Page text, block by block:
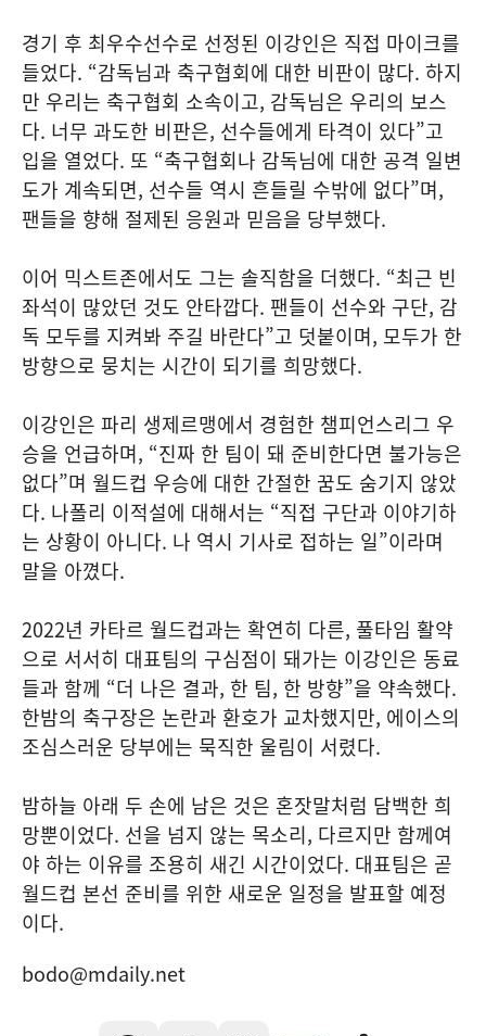
경기 후 최우수선수로 선정된 이강인은 직접 마이크를
들었다. “감독님과 축구협회에 대한 비판이 많다. 하지
만 우리는 축구협회 소속이고, 감독님은 우리의 보스
다. 너무 과도한 비판은, 선수들에게 타격이 있다”고
입을 열었다. 또 “축구협회나 감독님에 대한 공격 일변
도가 계속되면, 선수들 역시 흔들릴 수밖에 없다”며,
팬들을 향해 절제된 응원과 믿음을 당부했다.
이어 믹스트존에서도 그는 솔직함을 더했다. “최근 빈
좌석이 많았던 것도 안타깝다. 팬들이 선수와 구단, 감
독 모두를 지켜봐 주길 바란다”고 덧붙이며, 모두가 한
방향으로 뭉치는 시간이 되기를 희망했다.
이강인은 파리 생제르맹에서 경험한 챔피언스리그 우
승을 언급하며, “진짜 한 팀이 돼 준비한다면 불가능은
없다”며 월드컵 우승에 대한 간절한 꿈도 숨기지 않았
다. 나폴리 이적설에 대해서는 “직접 구단과 이야기하
는 상황이 아니다. 나 역시 기사로 접하는 일”이라며
말을 아꼈다.
2022년 카타르 월드컵과는 확연히 다른, 풀타임 활약
으로 서서히 대표팀의 구심점이 돼가는 이강인은 동료
들과 함께 “더 나은 결과, 한 팀, 한 방향”을 약속했다.
한밤의 축구장은 논란과 환호가 교차했지만, 에이스의
조심스러운 당부에는 묵직한 울림이 서렸다.
밤하늘 아래 두 손에 남은 것은 혼잣말처럼 담백한 희
망뿐이었다. 선을 넘지 않는 목소리, 다르지만 함께여
야 하는 이유를 조용히 새긴 시간이었다. 대표팀은 곧
월드컵 본선 준비를 위한 새로운 일정을 발표할 예정
이다.
bodo@mdaily.net